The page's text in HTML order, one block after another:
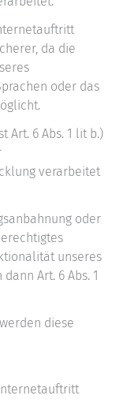
da die
oder das
Art. 6 Abs. 1 lit b.)
verarbeitet
oder
unseres
Art. 6 Abs. 1
diese